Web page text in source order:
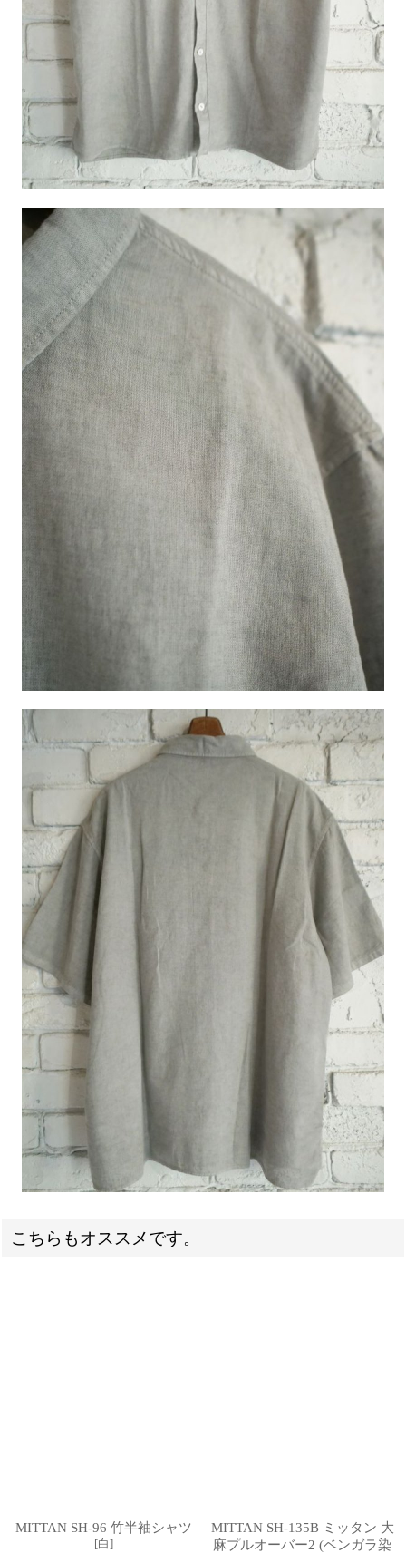
こちらもオススメです。
MITTAN SH-96 竹半袖シャツ
[白]
MITTAN SH-135B ミッタン 大
麻プルオーバー2 (ベンガラ染